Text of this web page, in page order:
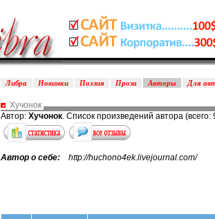
Либра Новинки Поэзия Проза Авторы Для
Хучонок
Автор: Хучонок. Список произведений автора (всего:
Автор о себе: http://huchono4ek.livejournal.com/